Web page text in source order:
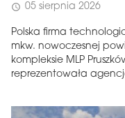
schedule 05 sierpnia 2026
Polska firma
mkw. nowoczesnej
kompleksie MLP
reprezentowała